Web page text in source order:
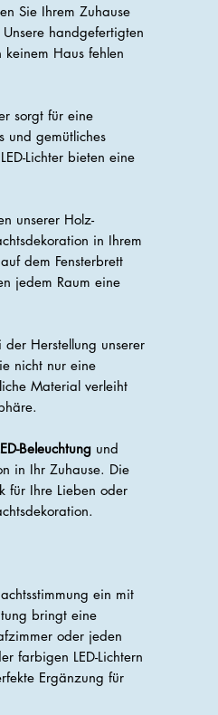
Sie Ihrem Zuhause
handgefertigten
Haus fehlen
sorgt für eine
und gemütliches
Lichter bieten eine
unserer Holz-
in Ihrem
dem Fensterbrett
jedem Raum eine
Herstellung unserer
nicht nur eine
Material verleiht
Beleuchtung und
in Ihr Zuhause. Die
für Ihre Lieben oder
ein mit
bringt eine
oder jeden
farbigen LED-Lichtern
Ergänzung für